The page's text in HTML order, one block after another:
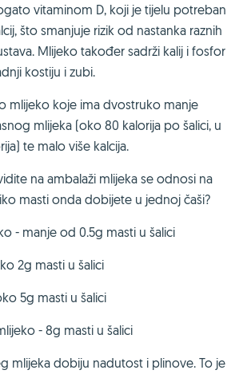
vitaminom D, koji je tijelu potreban
što smanjuje rizik od nastanka raznih
Mlijeko također sadrži kalij i fosfor
kostiju i zubi.
mlijeko koje ima dvostruko manje
mlijeka (oko 80 kalorija po šalici, u
te malo više kalcija.
na ambalaži mlijeka se odnosi na
masti onda dobijete u jednoj čaši?
- manje od 0.5g masti u šalici
2g masti u šalici
5g masti u šalici
- 8g masti u šalici
mlijeka dobiju nadutost i plinove. To je